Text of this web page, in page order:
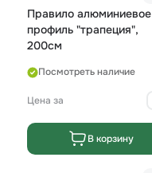
Правило алюминиевое
профиль "трапеция",
200см
Посмотреть наличие
Цена за
В корзину